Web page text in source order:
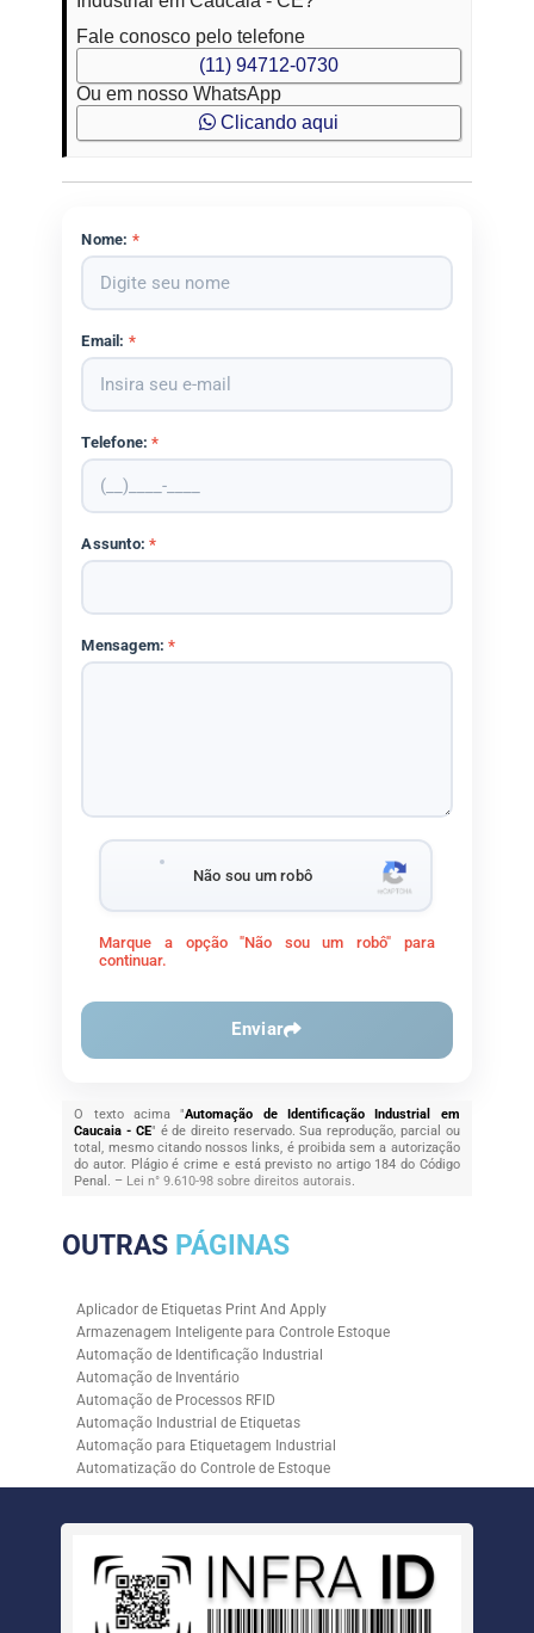
Fale conosco pelo telefone
(11) 94712-0730
Ou em nosso WhatsApp
Clicando aqui
Nome: *
Email: *
Telefone:*
Assunto:*
Mensagem:*
Não sou um robô
Marque a opção "Não sou um robô" para
continuar.
Enviar
O texto acima "Automação de Identificação Industrial em
Caucaia - CE" é de direito reservado. Sua reprodução, parcial ou
total, mesmo citando nossos links, é proibida sem a autorização
do autor. Plágio é crime e está previsto no artigo 184 do Código
Penal. – Lei n° 9.610-98 sobre direitos autorais.
OUTRAS PÁGINAS
Aplicador de Etiquetas Print And Apply
Armazenagem Inteligente para Controle Estoque
Automação de Identificação Industrial
Automação de Inventário
Automação de Processos RFID
Automação Industrial de Etiquetas
Automação para Etiquetagem Industrial
Automatização do Controle de Estoque
Controle de Estoque com RFID
Empresa de Automação para Processos Logísticos
Empresa de Rastreabilidade Industrial
Empresa de Soluções para Etiquetagem
Empresa Especializada em Inventário de Estoque